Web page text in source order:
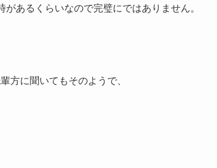
あるくらいなので完璧にではありません。
方に聞いてもそのようで、